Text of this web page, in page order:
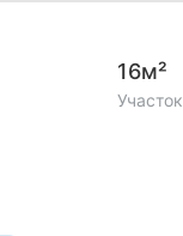
16м²
Участок